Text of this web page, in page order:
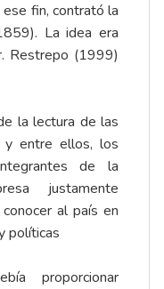
fin, contrató la
La idea era
Restrepo (1999)
la lectura de las
y entre ellos, los
de la
justamente
al país en
políticas
proporcionar